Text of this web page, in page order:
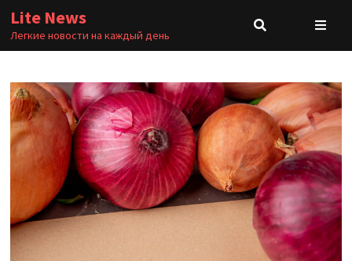
Перейти
содержимому
Lite News
Легкие новости на каждый день